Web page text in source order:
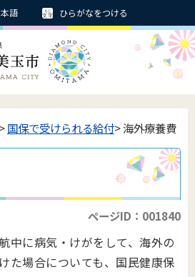
語 ひらがなをつける
>国保で受けられる給付> 海外療養費
ページID：001840
中に病気・けがをして、海外の
た場合についても、国民健康保